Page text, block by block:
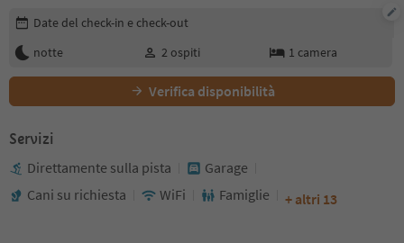
Modifica i dettagli della prenotazione
Date del check-in e check-out
notte
2 ospiti 1 camera
Verifica disponibilità
Servizi
Direttamente sulla pista
Garage
Cani su richiesta
WiFi Famiglie + altri 13